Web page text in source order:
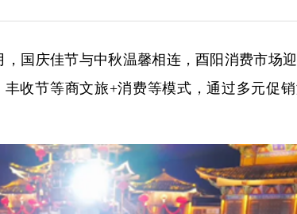
国庆佳节与中秋温馨相连，酉阳消费市场
收节等商文旅+消费等模式，通过多元促